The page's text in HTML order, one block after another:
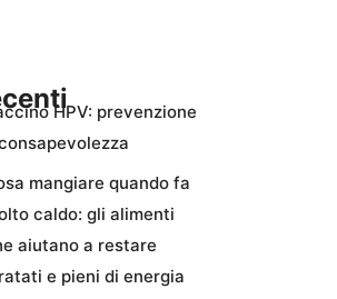
HPV: prevenzione
mangiare quando fa
caldo: gli alimenti
aiutano a restare
e pieni di energia